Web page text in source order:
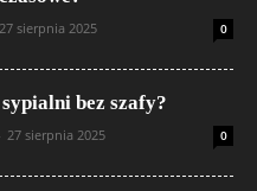
27 sierpnia 2025 0
bez szafy?
27 sierpnia 2025 0